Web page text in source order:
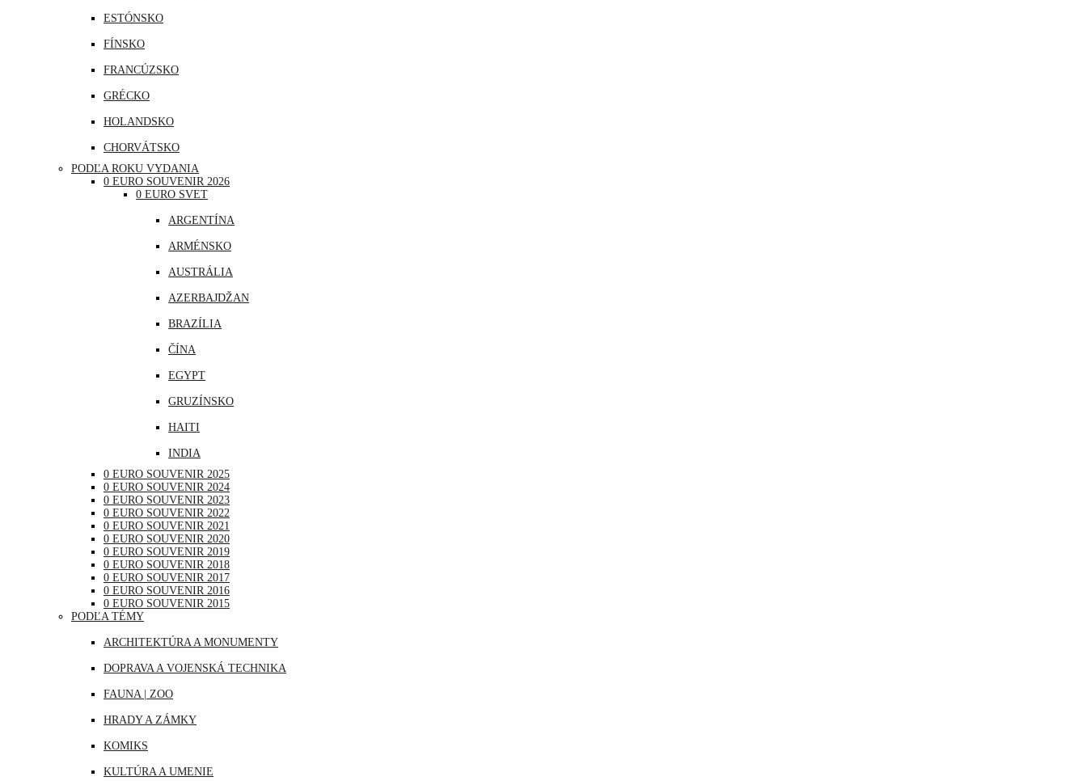
ESTÓNSKO
FÍNSKO
FRANCÚZSKO
GRÉCKO
HOLANDSKO
CHORVÁTSKO
ÍRSKO
ISLAND
LOTYŠSKO
LUXEMBURSKO
MAĎARSKO
NEMECKO
PORTUGALSKO
RAKÚSKO
RUMUNSKO
RUSKO
SAN MARÍNO
SLOVINSKO
ŠPANIELSKO
ŠVAJČIARSKO
ŠVÉDSKO
TALIANSKO
VATIKÁN
PODĽA ROKU VYDANIA
0 EURO SOUVENIR 2026
0 EURO SVET
ARGENTÍNA
ARMÉNSKO
AUSTRÁLIA
AZERBAJDŽAN
BRAZÍLIA
ČÍNA
EGYPT
GRUZÍNSKO
HAITI
INDIA
INDONÉZIA
IRAK
JAPONSKO
KANADA
KATAR
KUBA
LIBANON
0 EURO SOUVENIR 2025
0 EURO SOUVENIR 2024
0 EURO SOUVENIR 2023
0 EURO SOUVENIR 2022
0 EURO SOUVENIR 2021
0 EURO SOUVENIR 2020
0 EURO SOUVENIR 2019
0 EURO SOUVENIR 2018
0 EURO SOUVENIR 2017
0 EURO SOUVENIR 2016
0 EURO SOUVENIR 2015
PODĽA TÉMY
ARCHITEKTÚRA A MONUMENTY
DOPRAVA A VOJENSKÁ TECHNIKA
FAUNA | ZOO
HRADY A ZÁMKY
KOMIKS
KULTÚRA A UMENIE